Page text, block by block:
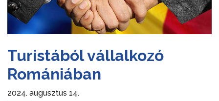
Turistából vállalkozó
Romániában
2024. augusztus 14.